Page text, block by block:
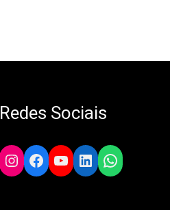
Redes Sociais
Instagram
Facebook
YouTube
LinkedIn
WhatsApp